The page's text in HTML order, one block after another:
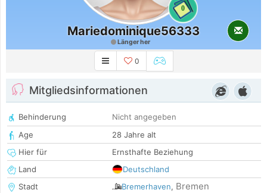
0
Mariedominique56333
Länger her
0
Mitgliedsinformationen
Behinderung
Nicht angegeben
Age
28 Jahre alt
Hier für
Ernsthafte Beziehung
Land
Deutschland
Stadt
Bremerhaven, Bremen